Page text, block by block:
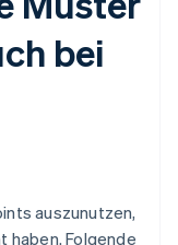
bei
auszunutzen,
haben. Folgende